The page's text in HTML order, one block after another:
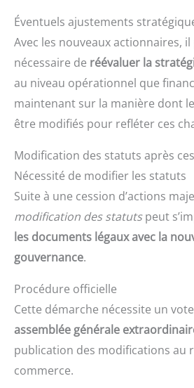
Éventuels ajustements
Avec les nouveaux actionnaires,
nécessaire de réévaluer la
au niveau opérationnel que
maintenant sur la manière dont
être modifiés pour refléter ces
Modification des statuts après
Nécessité de modifier les statuts
Suite à une cession d’actions
modification des statutspeut
les documents légaux avec la
gouvernance.
Procédure officielle
Cette démarche nécessite un
assemblée générale
publication des modifications au
commerce.